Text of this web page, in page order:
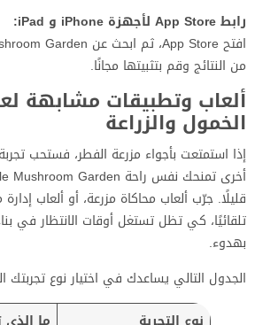
رابط App Store لأجهزة iPhone و iPad:
من النتائج وقم بتثبيتها مجانًا.
ألعاب وتطبيقات مشابهة
الخمول والزراعة
إذا استمتعت بأجواء مزرعة الفطر، فستحب
قليلًا. جرّب ألعاب محاكاة مزرعة، أو ألعاب
تلقائيًا، كي تظل تستغل أوقات الانتظار في
بهدوء.
الجدول التالي يساعدك في اختيار نوع تجربتك